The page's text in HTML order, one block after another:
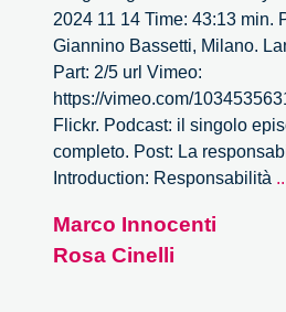
2024 11 14 Time: 43:13 min.
Giannino Bassetti, Milano.
Part: 2/5 url Vimeo:
https://vimeo.com/
Flickr. Podcast: il singolo
completo. Post: La
Introduction: Responsabilità
Marco Innocenti
Rosa Cinelli